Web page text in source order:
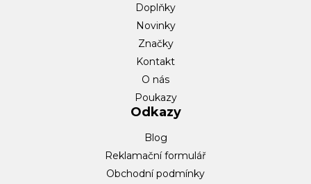
Doplňky
Novinky
Značky
Kontakt
O nás
Poukazy
Odkazy
Blog
Reklamační formulář
Obchodní podmínky